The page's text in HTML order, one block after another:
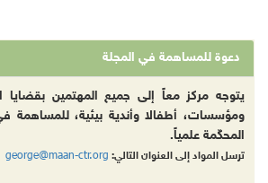
دعوة للمساهمة في المجلة
يتوجه مركز معاً إلى جميع المهتمين بقضايا
ومؤسسات، أطفالا وأندية بيئية، للمساهمة
المحكّمة علمياً.
ترسل المواد إلى العنوان التالي: george@maan-ctr.org